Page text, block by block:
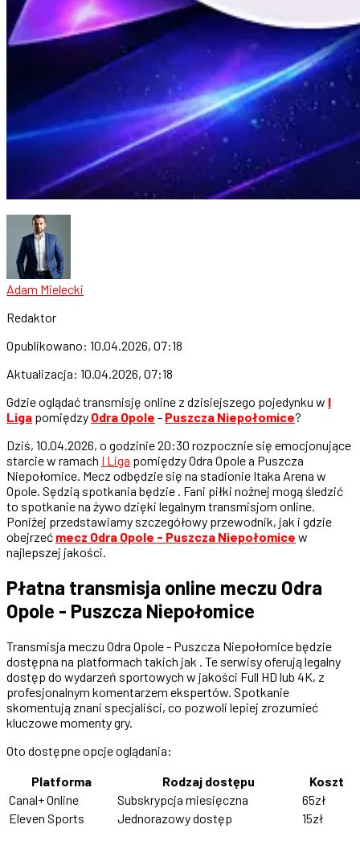
Adam Mielecki
Redaktor
Opublikowano: 10.04.2026, 07:18
Aktualizacja: 10.04.2026, 07:18
Gdzie oglądać transmisję online z dzisiejszego pojedynku w I
Liga pomiędzy Odra Opole - Puszcza Niepołomice?
Dziś, 10.04.2026, o godzinie 20:30 rozpocznie się emocjonujące
starcie w ramach I Liga pomiędzy Odra Opole a Puszcza
Niepołomice. Mecz odbędzie się na stadionie Itaka Arena w
Opole. Sędzią spotkania będzie . Fani piłki nożnej mogą śledzić
to spotkanie na żywo dzięki legalnym transmisjom online.
Poniżej przedstawiamy szczegółowy przewodnik, jak i gdzie
obejrzeć mecz Odra Opole - Puszcza Niepołomice w
najlepszej jakości.
Płatna transmisja online meczu Odra
Opole - Puszcza Niepołomice
Transmisja meczu Odra Opole - Puszcza Niepołomice będzie
dostępna na platformach takich jak . Te serwisy oferują legalny
dostęp do wydarzeń sportowych w jakości Full HD lub 4K, z
profesjonalnym komentarzem ekspertów. Spotkanie
skomentują znani specjaliści, co pozwoli lepiej zrozumieć
kluczowe momenty gry.
Oto dostępne opcje oglądania:
Platforma
Rodzaj dostępu
Koszt
Canal+ Online
Subskrypcja miesięczna
65zł
Eleven Sports
Jednorazowy dostęp
15zł